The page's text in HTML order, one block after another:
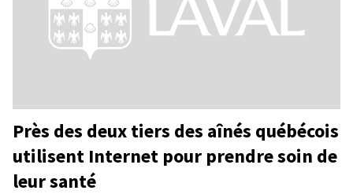
Près des deux tiers des aînés québécois
utilisent Internet pour prendre soin de
leur santé